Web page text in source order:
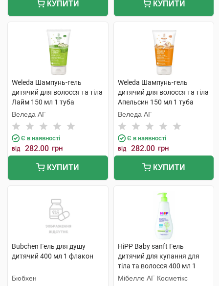
КУПИТИ КУПИТИ
Weleda Шампунь-гель
дитячий для волосся та тіла
Лайм 150 мл 1 туба
Веледа АГ
Є в наявності
від 282.00 грн
КУПИТИ
Weleda Шампунь-гель
дитячий для волосся та тіла
Апельсин 150 мл 1 туба
Веледа АГ
Є в наявності
від 282.00 грн
КУПИТИ
Bubchen Гель для душу
дитячий 400 мл 1 флакон
Бюбхен
HiPP Baby sanft Гель
дитячий для купання для
тіла та волосся 400 мл 1
флакон
Мібелле АГ Косметікс